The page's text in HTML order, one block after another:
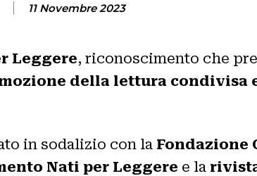
11 Novembre 2023
Leggere, riconoscimento che
della lettura condivisa
in sodalizio con la Fondazione
Nati per Leggere e la